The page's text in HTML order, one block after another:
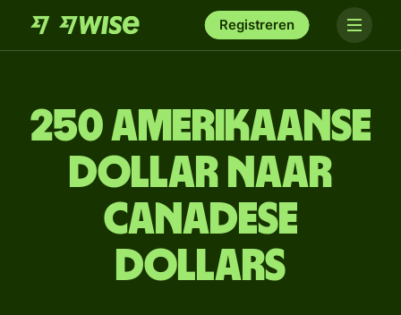
Registreren
250 Amerikaanse
dollar naar
Canadese
dollars